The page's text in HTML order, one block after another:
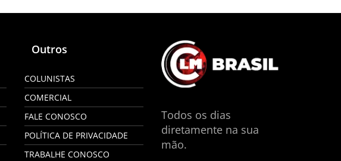
Outros
COLUNISTAS
COMERCIAL
FALE CONOSCO
POLÍTICA DE PRIVACIDADE
TRABALHE CONOSCO
Todos os dias
diretamente na sua
mão.